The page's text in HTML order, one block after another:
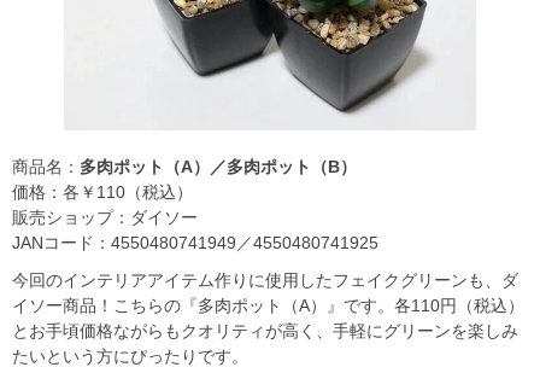
商品名： 多肉ポット（A）／多肉ポット（B）
価格：各￥110（税込）
販売ショップ：ダイソー
JANコード：4550480741949／4550480741925
今回のインテリアアイテム作りに使用したフェイクグリーンも、ダ
イソー商品！こちらの『多肉ポット（A）』です。各110円（税込）
とお手頃価格ながらもクオリティが高く、手軽にグリーンを楽しみ
たいという方にぴったりです。